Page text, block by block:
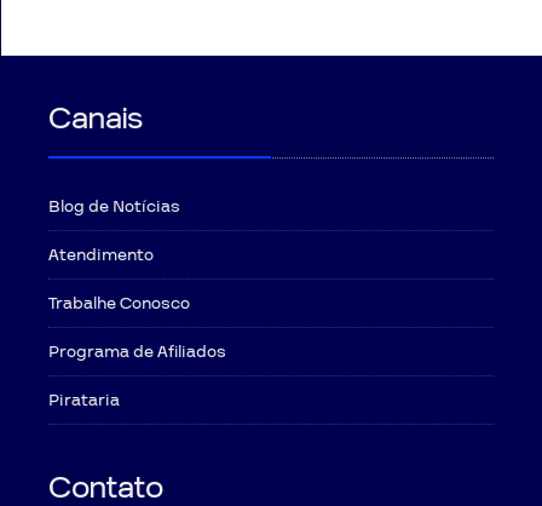
Canais
Blog de Notícias
Atendimento
Trabalhe Conosco
Programa de Afiliados
Pirataria
Contato